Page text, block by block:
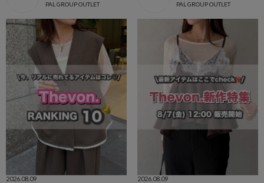
PAL GROUP OUTLET
PAL GROUP OUTLET
2026.08.09
2026.08.09